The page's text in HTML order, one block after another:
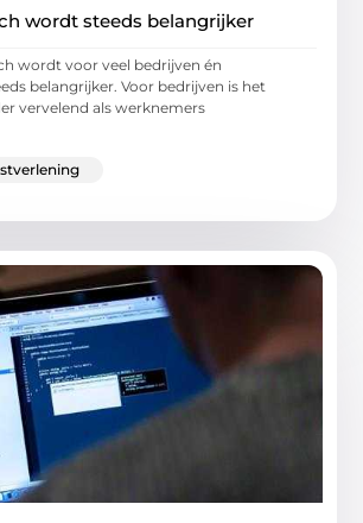
wordt steeds belangrijker
wordt voor veel bedrijven én
belangrijker. Voor bedrijven is het
vervelend als werknemers